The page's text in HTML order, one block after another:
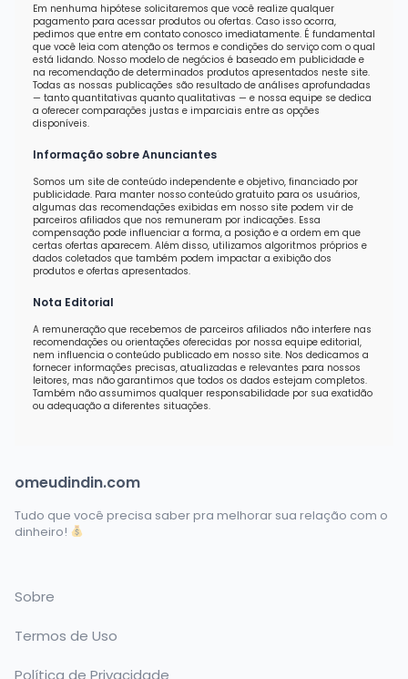
Em nenhuma hipótese solicitaremos que você realize qualquer
pagamento para acessar produtos ou ofertas. Caso isso ocorra,
pedimos que entre em contato conosco imediatamente. É fundamental
que você leia com atenção os termos e condições do serviço com o qual
está lidando. Nosso modelo de negócios é baseado em publicidade e
na recomendação de determinados produtos apresentados neste site.
Todas as nossas publicações são resultado de análises aprofundadas
— tanto quantitativas quanto qualitativas — e nossa equipe se dedica
a oferecer comparações justas e imparciais entre as opções
disponíveis.
Informação sobre Anunciantes
Somos um site de conteúdo independente e objetivo, financiado por
publicidade. Para manter nosso conteúdo gratuito para os usuários,
algumas das recomendações exibidas em nosso site podem vir de
parceiros afiliados que nos remuneram por indicações. Essa
compensação pode influenciar a forma, a posição e a ordem em que
certas ofertas aparecem. Além disso, utilizamos algoritmos próprios e
dados coletados que também podem impactar a exibição dos
produtos e ofertas apresentados.
Nota Editorial
A remuneração que recebemos de parceiros afiliados não interfere nas
recomendações ou orientações oferecidas por nossa equipe editorial,
nem influencia o conteúdo publicado em nosso site. Nos dedicamos a
fornecer informações precisas, atualizadas e relevantes para nossos
leitores, mas não garantimos que todos os dados estejam completos.
Também não assumimos qualquer responsabilidade por sua exatidão
ou adequação a diferentes situações.
omeudindin.com
Tudo que você precisa saber pra melhorar sua relação com o
dinheiro!
Sobre
Termos de Uso
Política de Privacidade